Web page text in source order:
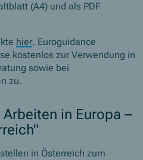
(A4) und als PDF
hier. Euroguidance
kostenlos zur Verwendung in
sowie bei
zu.
in Europa –
in Österreich zum